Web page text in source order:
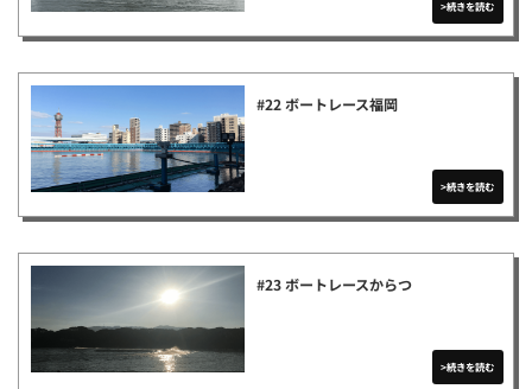
#22 ボートレース福岡
#23 ボートレースからつ